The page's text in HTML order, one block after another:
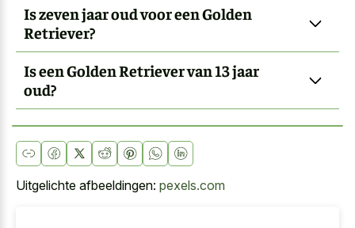
Is zeven jaar oud voor een Golden
Retriever?
Is een Golden Retriever van 13 jaar
oud?
Uitgelichte afbeeldingen: pexels.com